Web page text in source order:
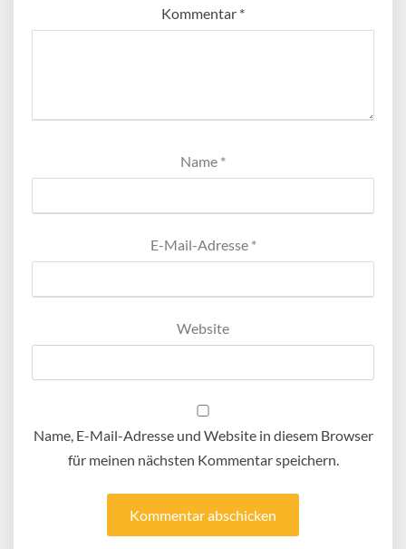
Kommentar *
Name *
E-Mail-Adresse *
Website
Name, E-Mail-Adresse und Website in diesem Browser
für meinen nächsten Kommentar speichern.